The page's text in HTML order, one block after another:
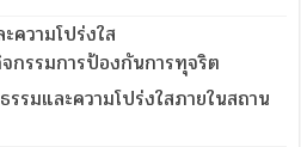
ความโปร่งใส
กรรมการป้องกันการทุจริต
รมและความโปร่งใสภายในสถาน